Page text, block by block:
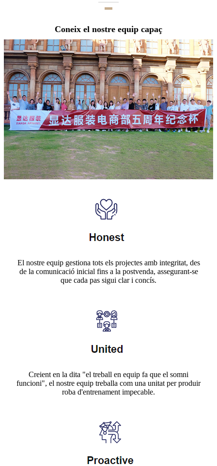
Coneix el nostre equip capaç
El nostre equip gestiona tots els projectes amb integritat, des
de la comunicació inicial fins a la postvenda, assegurant-se
que cada pas sigui clar i concís.
Creient en la dita "el treball en equip fa que el somni
funcioni", el nostre equip treballa com una unitat per produir
roba d'entrenament impecable.